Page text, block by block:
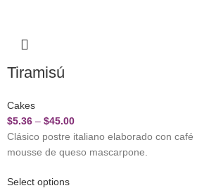
Tiramisú
Cakes
$5.36 –$45.00
Clásico postre italiano elaborado con
mousse de queso mascarpone.
Select options